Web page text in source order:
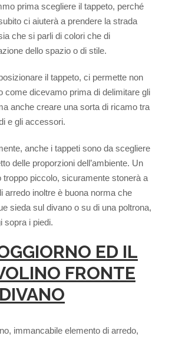
prima scegliere il tappeto, perché
ci aiuterà a prendere la strada
che si parli di colori che di
dello spazio o di stile.
il tappeto, ci permette non
come dicevamo prima di delimitare gli
anche creare una sorta di ricamo tra
e gli accessori.
anche i tappeti sono da scegliere
delle proporzioni dell’ambiente. Un
troppo piccolo, sicuramente stonerà a
arredo inoltre è buona norma che
sieda sul divano o su di una poltrona,
sopra i piedi.
ED IL
FRONTE
immancabile elemento di arredo,